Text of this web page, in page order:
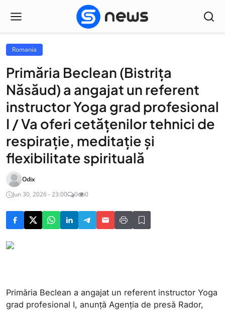
Romania
Primăria Beclean (Bistrița
Năsăud) a angajat un referent
instructor Yoga grad profesional
I / Va oferi cetățenilor tehnici de
respirație, meditație și
flexibilitate spirituală
Odix
Jun 30, 2026 - 23:00
0 0
Primăria Beclean a angajat un referent instructor Yoga
grad profesional I, anunță Agenția de presă Rador,